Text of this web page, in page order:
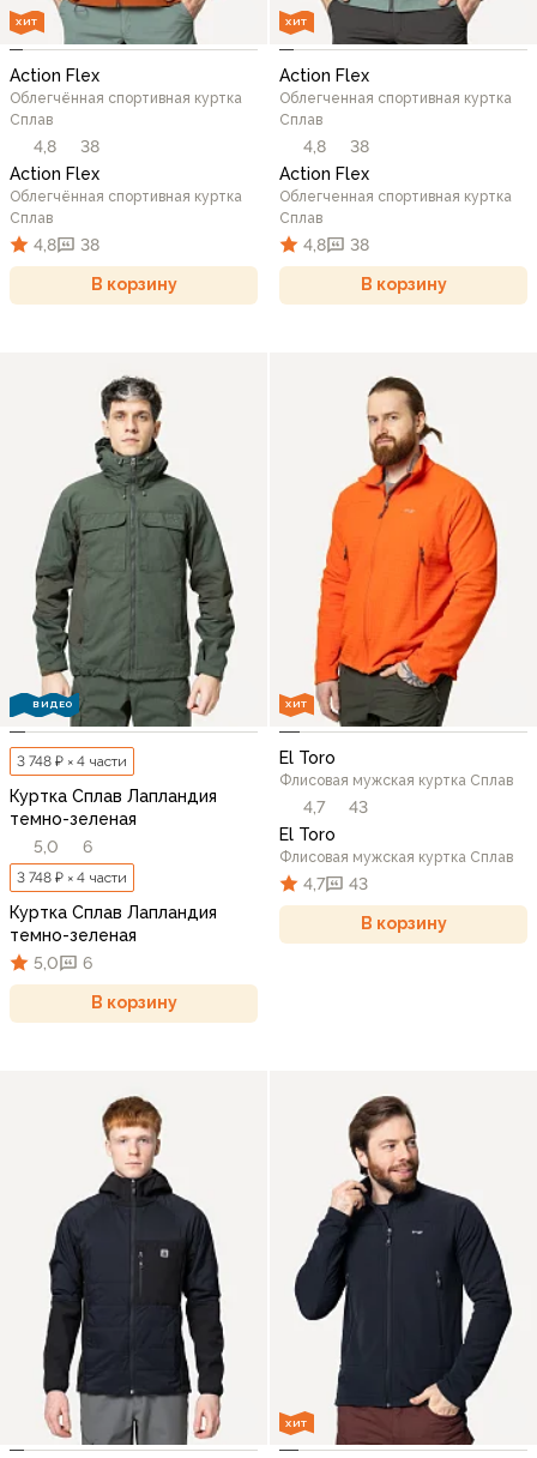
ХИТ
Action Flex
Облегчённая спортивная куртка
Сплав
4,8
38
Action Flex
Облегчённая спортивная куртка
Сплав
4,8 38
В корзину
ХИТ
Action Flex
Облегченная спортивная куртка
Сплав
4,8
38
Action Flex
Облегченная спортивная куртка
Сплав
4,8 38
В корзину
ВИДЕО
3 748 ₽ × 4 части
Куртка Сплав Лапландия
темно-зеленая
5,0
6
3 748 ₽ × 4 части
Куртка Сплав Лапландия
темно-зеленая
5,0
6
В корзину
ХИТ
El Toro
Флисовая мужская куртка Сплав
4,7
43
El Toro
Флисовая мужская куртка Сплав
4,7 43
В корзину
ХИТ